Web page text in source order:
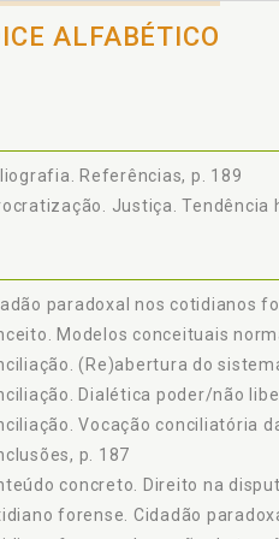
engendramento da tutela de
obstáculos à realização do direito
p. 189
ALFABÉTICO
Referências, p. 189
Justiça. Tendência
paradoxal nos cotidianos
Modelos conceituais
(Re)abertura do
Dialética poder/não
Vocação conciliatória
p. 187
concreto. Direito na
forense. Cidadão